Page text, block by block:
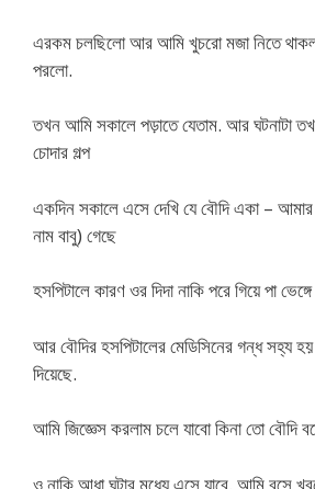
এরকম চলছিলো আর আমি খুচরো মজা নিতে
পরলো.
তখন আমি সকালে পড়াতে যেতাম. আর ঘটনাটা
চোদার গল্প
একদিন সকালে এসে দেখি যে বৌদি একা – আমার
নাম বাবু) গেছে
হসপিটালে কারণ ওর দিদা নাকি পরে গিয়ে পা
আর বৌদির হসপিটালের মেডিসিনের গন্ধ সহ্য হয়
দিয়েছে.
আমি জিজ্ঞেস করলাম চলে যাবো কিনা তো বৌদি
ও নাকি আধা ঘন্টার মধ্যে এসে যাবে. আমি বসে